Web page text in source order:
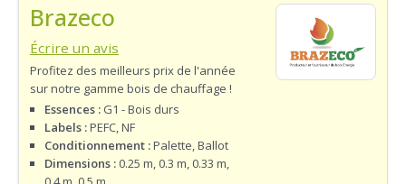
TROUVER SON FOURNISSEUR
BLOG
ESPACE PRO
Brazeco
Écrire un avis
Profitez des meilleurs prix de l'année
sur notre gamme bois de chauffage !
Essences : G1 - Bois durs
Labels :PEFC, NF
Conditionnement :Palette, Ballot
Dimensions : 0.25 m, 0.3 m, 0.33 m,